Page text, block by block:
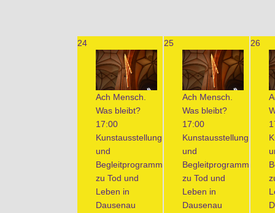
24
Ach Mensch.
Was bleibt?
17:00
Kunstausstellung
und
Begleitprogramm
zu Tod und
Leben in
Dausenau
25
Ach Mensch.
Was bleibt?
17:00
Kunstausstellung
und
Begleitprogramm
zu Tod und
Leben in
Dausenau
26